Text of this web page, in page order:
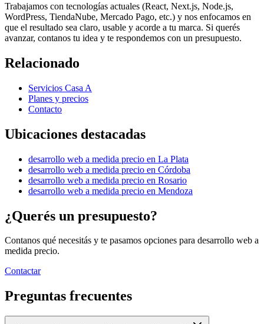
Trabajamos con tecnologías actuales (React, Next.js, Node.js,
WordPress, TiendaNube, Mercado Pago, etc.) y nos enfocamos en
que el resultado sea claro, usable y acorde a tu marca. Si querés
avanzar, contanos tu idea y te respondemos con un presupuesto.
Relacionado
Servicios Casa A
Planes y precios
Contacto
Ubicaciones destacadas
desarrollo web a medida precio en La Plata
desarrollo web a medida precio en Córdoba
desarrollo web a medida precio en Rosario
desarrollo web a medida precio en Mendoza
¿Querés un presupuesto?
Contanos qué necesitás y te pasamos opciones para desarrollo web a
medida precio.
Contactar
Preguntas frecuentes